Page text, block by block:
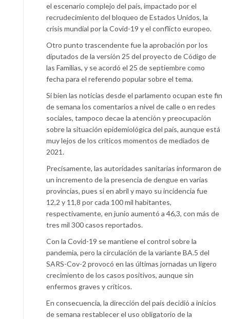
el escenario complejo del país, impactado por el
recrudecimiento del bloqueo de Estados Unidos, la
crisis mundial por la Covid-19 y el conflicto europeo.
Otro punto trascendente fue la aprobación por los
diputados de la versión 25 del proyecto de Código de
las Familias, y se acordó el 25 de septiembre como
fecha para el referendo popular sobre el tema.
Si bien las noticias desde el parlamento ocupan este fin
de semana los comentarios a nivel de calle o en redes
sociales, tampoco decae la atención y preocupación
sobre la situación epidemiológica del país, aunque está
muy lejos de los críticos momentos de mediados de
2021.
Precisamente, las autoridades sanitarias informaron de
un incremento de la presencia de dengue en varias
provincias, pues si en abril y mayo su incidencia fue
12,2 y 11,8 por cada 100 mil habitantes,
respectivamente, en junio aumentó a 46,3, con más de
tres mil 300 casos reportados.
Con la Covid-19 se mantiene el control sobre la
pandemia, pero la circulación de la variante BA.5 del
SARS-Cov-2 provocó en las últimas jornadas un ligero
crecimiento de los casos positivos, aunque sin
enfermos graves y críticos.
En consecuencia, la dirección del país decidió a inicios
de semana restablecer el uso obligatorio de la